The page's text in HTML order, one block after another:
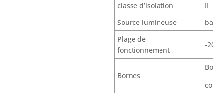
classe d’isolation
II
Source lumineuse
Plage de
fonctionnement
-
Bornes